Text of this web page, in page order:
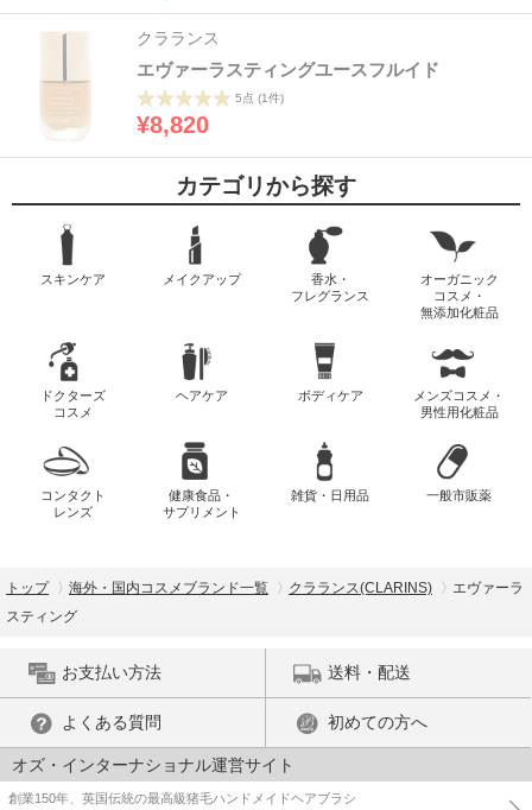
クラランス
エヴァーラスティングユースフルイド
5点 (1件)
¥8,820
カテゴリから探す
スキンケア メイクアップ
香水・
フレグランス
オーガニック
コスメ・
無添加化粧品
ドクターズ
コスメ
ヘアケア ボディケア
メンズコスメ・
男性用化粧品
コンタクト
レンズ
健康食品・
サプリメント
雑貨・日用品 一般市販薬
トップ 海外・国内コスメブランド一覧 クラランス(CLARINS)
エヴァーラ
スティング
お支払い方法 送料・配送
よくある質問 初めての方へ
オズ・インターナショナル運営サイト
創業150年、英国伝統の最高級猪毛ハンドメイドヘアブラシ